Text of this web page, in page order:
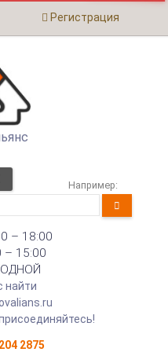
Регистрация
Например:
– 18:00
– 15:00
найти
2875